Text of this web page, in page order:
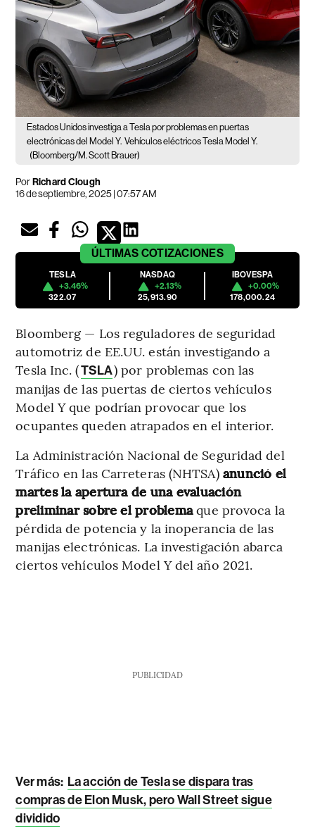
Estados Unidos investiga a Tesla por problemas en puertas
electrónicas del Model Y. Vehículos eléctricos Tesla Model Y.
(Bloomberg/M. Scott Brauer)
PorRichard Clough
16 de septiembre, 2025 | 07:57 AM
ÚLTIMAS COTIZACIONES
TESLA
+3.46%
322.07
NASDAQ
+2.13%
25,913.90
IBOVESPA
+0.00%
178,000.24
Bloomberg — Los reguladores de seguridad
automotriz de EE.UU. están investigando a
Tesla Inc. (TSLA) por problemas con las
manijas de las puertas de ciertos vehículos
Model Y que podrían provocar que los
ocupantes queden atrapados en el interior.
La Administración Nacional de Seguridad del
Tráfico en las Carreteras (NHTSA) anunció el
martes la apertura de una evaluación
preliminar sobre el problemaque provoca la
pérdida de potencia y la inoperancia de las
manijas electrónicas. La investigación abarca
ciertos vehículos Model Y del año 2021.
PUBLICIDAD
Ver más: La acción de Tesla se dispara tras
compras de Elon Musk, pero Wall Street sigue
dividido